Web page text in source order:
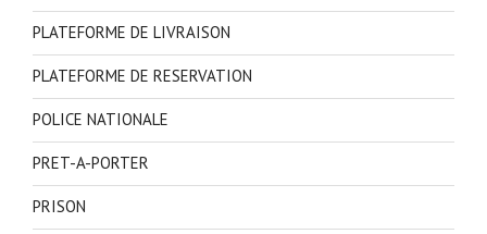
PLATEFORME DE LIVRAISON
PLATEFORME DE RESERVATION
POLICE NATIONALE
PRET-A-PORTER
PRISON